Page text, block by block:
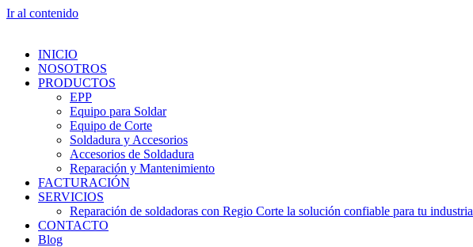
Ir al contenido
INICIO
NOSOTROS
PRODUCTOS
EPP
Equipo para Soldar
Equipo de Corte
Soldadura y Accesorios
Accesorios de Soldadura
Reparación y Mantenimiento
FACTURACIÓN
SERVICIOS
Reparación de soldadoras con Regio Corte la solución confiable para tu industria
CONTACTO
Blog